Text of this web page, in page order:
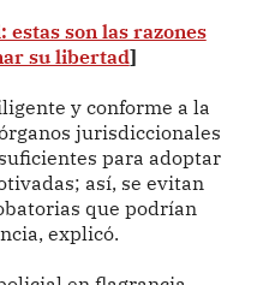
estas son las razones
su libertad]
y conforme a la
jurisdiccionales
para adoptar
así, se evitan
que podrían
explicó.